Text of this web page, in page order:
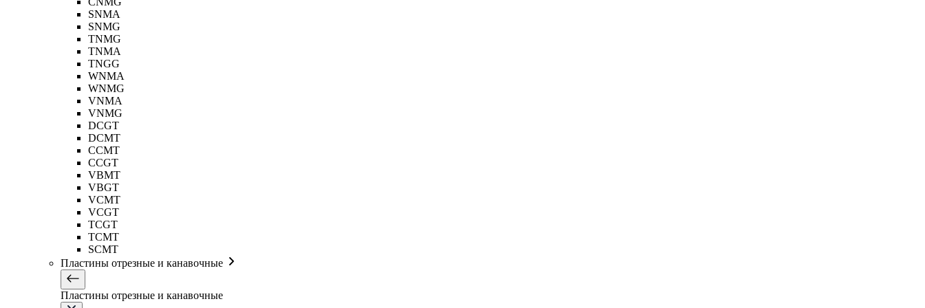
SNMA
SNMG
TNMG
TNMA
TNGG
WNMA
WNMG
VNMA
VNMG
DCGT
DCMT
CCMT
CCGT
VBMT
VBGT
VCMT
VCGT
TCGT
TCMT
SCMT
Пластины отрезные и канавочные
Пластины отрезные и канавочные